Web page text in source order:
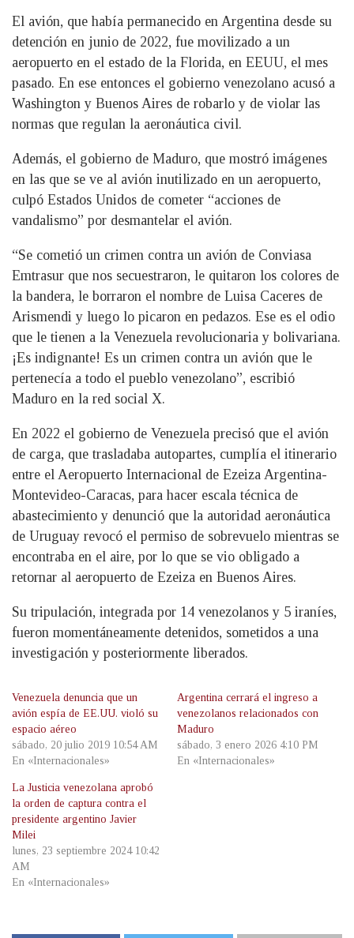
El avión, que había permanecido en Argentina desde su
detención en junio de 2022, fue movilizado a un
aeropuerto en el estado de la Florida, en EEUU, el mes
pasado. En ese entonces el gobierno venezolano acusó a
Washington y Buenos Aires de robarlo y de violar las
normas que regulan la aeronáutica civil.
Además, el gobierno de Maduro, que mostró imágenes
en las que se ve al avión inutilizado en un aeropuerto,
culpó Estados Unidos de cometer “acciones de
vandalismo” por desmantelar el avión.
“Se cometió un crimen contra un avión de Conviasa
Emtrasur que nos secuestraron, le quitaron los colores de
la bandera, le borraron el nombre de Luisa Caceres de
Arismendi y luego lo picaron en pedazos. Ese es el odio
que le tienen a la Venezuela revolucionaria y bolivariana.
¡Es indignante! Es un crimen contra un avión que le
pertenecía a todo el pueblo venezolano”, escribió
Maduro en la red social X.
En 2022 el gobierno de Venezuela precisó que el avión
de carga, que trasladaba autopartes, cumplía el itinerario
entre el Aeropuerto Internacional de Ezeiza Argentina-
Montevideo-Caracas, para hacer escala técnica de
abastecimiento y denunció que la autoridad aeronáutica
de Uruguay revocó el permiso de sobrevuelo mientras se
encontraba en el aire, por lo que se vio obligado a
retornar al aeropuerto de Ezeiza en Buenos Aires.
Su tripulación, integrada por 14 venezolanos y 5 iraníes,
fueron momentáneamente detenidos, sometidos a una
investigación y posteriormente liberados.
Venezuela denuncia que un
avión espía de EE.UU. violó su
espacio aéreo
sábado, 20 julio 2019 10:54 AM
En «Internacionales»
Argentina cerrará el ingreso a
venezolanos relacionados con
Maduro
sábado, 3 enero 2026 4:10 PM
En «Internacionales»
La Justicia venezolana aprobó
la orden de captura contra el
presidente argentino Javier
Milei
lunes, 23 septiembre 2024 10:42
AM
En «Internacionales»